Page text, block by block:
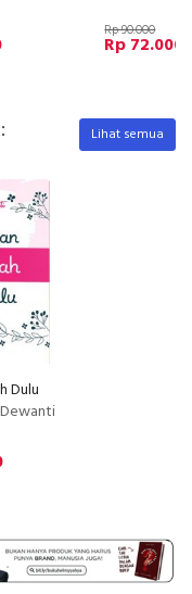
Rp 90.000
Rp 72.000
Lihat semua
Dulu